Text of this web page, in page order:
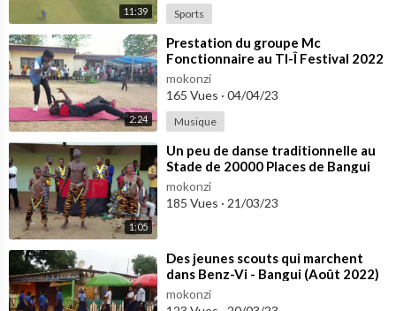
11:39 Sports
2:24
⁣Prestation du groupe Mc
Fonctionnaire au TI-Î Festival 2022
à Bangui
mokonzi
165 Vues · 04/04/23
Musique
1:05
⁣Un peu de danse traditionnelle au
Stade de 20000 Places de Bangui
(Dec 2022)
mokonzi
185 Vues · 21/03/23
⁣Des jeunes scouts qui marchent
dans Benz-Vi - Bangui (Août 2022)
mokonzi